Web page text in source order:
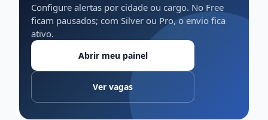
Configure alertas por cidade ou cargo. No Free
ficam pausados; com Silver ou Pro, o envio fica
ativo.
Abrir meu painel
Ver vagas